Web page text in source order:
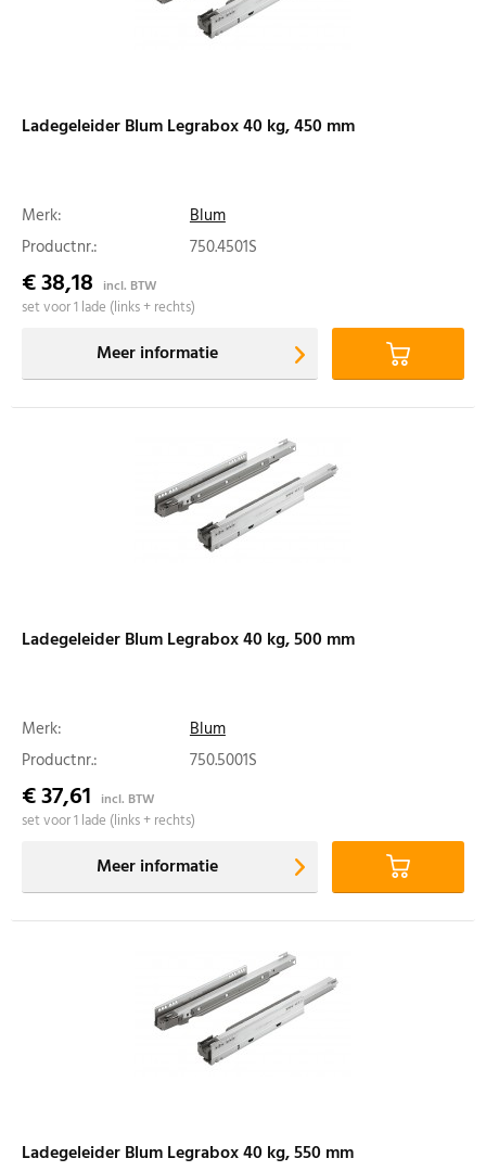
Ladegeleider Blum Legrabox 40 kg, 450 mm
Merk:
Blum
Productnr.:
750.4501S
€ 38,18 incl. BTW
set voor 1 lade (links + rechts)
Meer informatie
Ladegeleider Blum Legrabox 40 kg, 500 mm
Merk:
Blum
Productnr.:
750.5001S
€ 37,61 incl. BTW
set voor 1 lade (links + rechts)
Meer informatie
Ladegeleider Blum Legrabox 40 kg, 550 mm